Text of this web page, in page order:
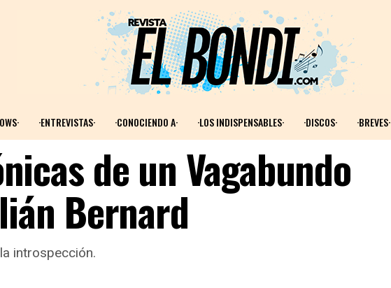
·ENTREVISTAS· ·CONOCIENDO A· ·LOS INDISPENSABLES· ·DISCOS· ·BREVES·
de un Vagabundo
Bernard
introspección.